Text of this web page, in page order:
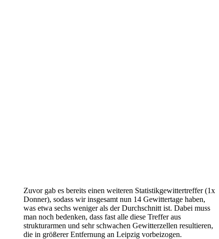
Zuvor gab es bereits einen weiteren Statistikgewittertreffer (1x
Donner), sodass wir insgesamt nun 14 Gewittertage haben,
was etwa sechs weniger als der Durchschnitt ist. Dabei muss
man noch bedenken, dass fast alle diese Treffer aus
strukturarmen und sehr schwachen Gewitterzellen resultieren,
die in größerer Entfernung an Leipzig vorbeizogen.